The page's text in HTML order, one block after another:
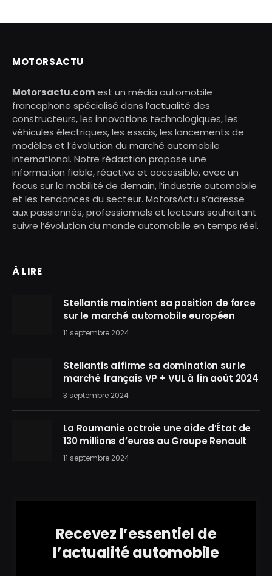
MOTORSACTU
Motorsactu.comest un média automobile
francophone spécialisé dans l’actualité des
constructeurs, les innovations technologiques, les
véhicules électriques, les essais, les lancements de
modèles et l’évolution du marché automobile
international. Notre rédaction propose une
information fiable, réactive et accessible, avec un
focus sur la mobilité de demain, l’industrie automobile
et les tendances du secteur. MotorsActu s’adresse
aux passionnés, professionnels et lecteurs souhaitant
suivre l’évolution du monde automobile en temps réel.
À LIRE
Stellantis maintient sa position de force
sur le marché automobile européen
11 septembre 2024
Stellantis affirme sa domination sur le
marché français VP + VUL à fin août 2024
3 septembre 2024
La Roumanie octroie une aide d’État de
130 millions d’euros au Groupe Renault
11 septembre 2024
Recevez l’essentiel de
l’actualité automobile